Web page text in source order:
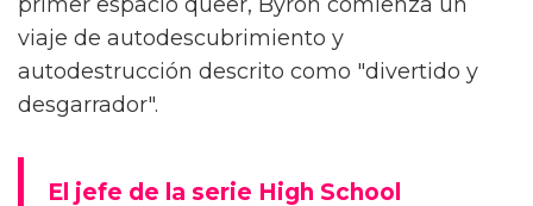
Like For A Girl', el nuevo drama de
crecimiento de la BBC. "Pero primero tienes
que haberlo visto", aclara el actor.
La serie, basada en las memorias de la
periodista trans Paris Lees, se centra en Byron